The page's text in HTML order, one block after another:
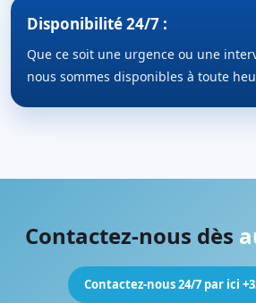
Disponibilité 24/7 :
Que ce soit une urgence ou une
nous sommes disponibles à toute
Contactez-nous dès
Contactez-nous 24/7 par ici